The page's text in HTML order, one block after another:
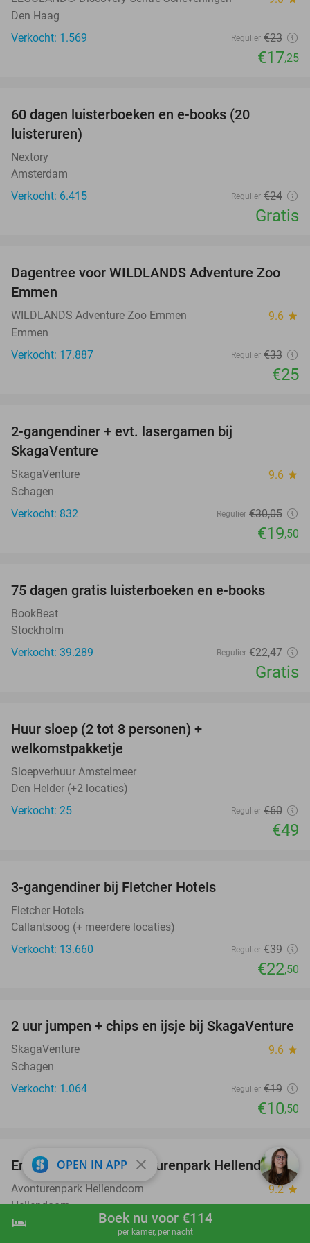
shopping_cart Boek nu
hotel Boek nu voor €114
per kamer, per nacht
Den Haag
Verkocht: 1.569
Regulier €23
€17,25
60 dagen luisterboeken en e-books (20
luisteruren)
Nextory
Amsterdam
Verkocht: 6.415
Regulier €24
Gratis
24%
Dagentree voor WILDLANDS Adventure Zoo
Emmen
WILDLANDS Adventure Zoo Emmen 9.6 star
Emmen
Verkocht: 17.887
Regulier €33
€25
2-gangendiner + evt. lasergamen bij
SkagaVenture
SkagaVenture 9.6 star
Schagen
Verkocht: 832
Regulier €30,05
€19,50
75 dagen gratis luisterboeken en e-books
BookBeat
Stockholm
Verkocht: 39.289
Regulier €22,47
Gratis
Huur sloep (2 tot 8 personen) +
welkomstpakketje
Sloepverhuur Amstelmeer
Den Helder (+2 locaties)
Verkocht: 25
Regulier €60
€49
3-gangendiner bij Fletcher Hotels
Fletcher Hotels
Callantsoog (+ meerdere locaties)
Verkocht: 13.660
Regulier €39
€22,50
45%
2 uur jumpen + chips en ijsje bij SkagaVenture
SkagaVenture 9.6 star
Schagen
Verkocht: 1.064
Regulier €19
€10,50
41%
Entreeticket voor Avonturenpark Hellendoorn
Avonturenpark Hellendoorn 9.2star
Hellendoorn
Verkocht: 33.078
OPEN IN APP close